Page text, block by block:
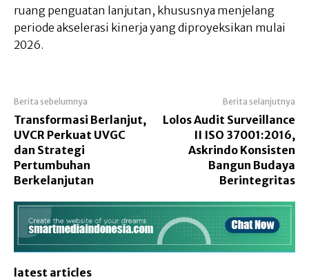
ruang penguatan lanjutan, khususnya menjelang
periode akselerasi kinerja yang diproyeksikan mulai
2026.
Berita sebelumnya
Transformasi Berlanjut,
UVCR Perkuat UVGC
dan Strategi
Pertumbuhan
Berkelanjutan
Berita selanjutnya
Lolos Audit Surveillance
II ISO 37001:2016,
Askrindo Konsisten
Bangun Budaya
Berintegritas
latest articles